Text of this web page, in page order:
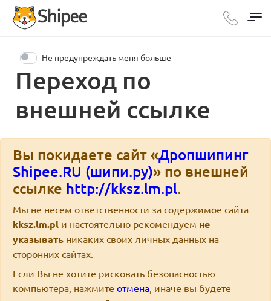
Переход по
внешней ссылке
Не предупреждать меня больше
Вы покидаете сайт «Дропшипинг
Shipee.RU (шипи.ру)» по внешней
ссылке http://kksz.lm.pl.
Мы не несем ответственности за содержимое сайта
kksz.lm.pl и настоятельно рекомендуем не
указывать никаких своих личных данных на
сторонних сайтах.
Если Вы не хотите рисковать безопасностью
компьютера, нажмите отмена, иначе вы будете